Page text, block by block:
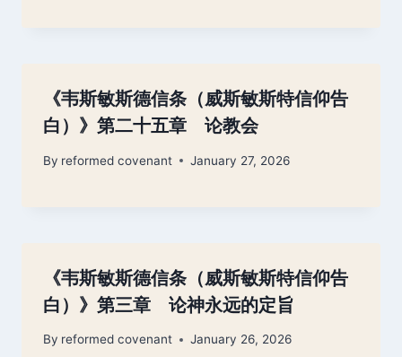
《韦斯敏斯德信条（威斯敏斯特信仰告
白）》第二十五章 论教会
By reformed covenant January 27, 2026
《韦斯敏斯德信条（威斯敏斯特信仰告
白）》第三章 论神永远的定旨
By reformed covenant January 26, 2026